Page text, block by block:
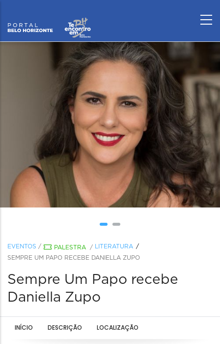
EVENTOS / PALESTRA /
LITERATURA
SEMPRE UM PAPO RECEBE DANIELLA ZUPO
Sempre Um Papo recebe
Daniella Zupo
INÍCIO DESCRIÇÃO LOCALIZAÇÃO